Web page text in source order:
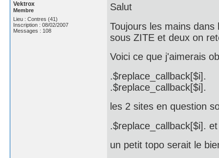
Vektrox
Membre
Lieu : Contres (41)
Inscription : 08/02/2007
Messages : 108
Salut
Toujours les mains
sous ZITE et deux on
Voici ce que j'aimerais
.$replace_callback[$i].
.$replace_callback[$i].
les 2 sites en question
.$replace_callback[$i].
un petit topo serait le